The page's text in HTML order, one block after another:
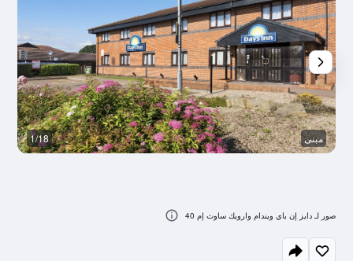
مبنى 1/18
صور لـ دايز إن باي ويندام وارويك ساوث إم 40